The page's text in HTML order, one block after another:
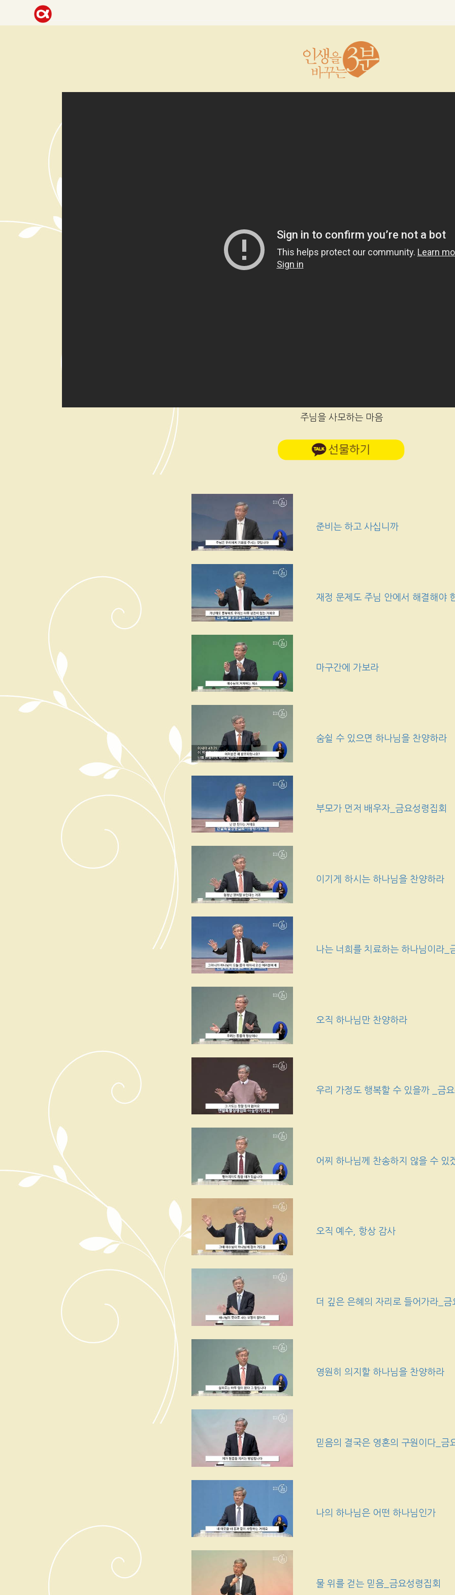
주님을 사모하는 마음
준비는 하고 사십니까
재정 문제도 주님 안에서 해결해야
마구간에 가보라
숨쉴 수 있으면 하나님을 찬양하라
부모가 먼저 배우자_금요성령집회
이기게 하시는 하나님을 찬양하라
나는 너희를 치료하는 하나님이라_
오직 하나님만 찬양하라
우리 가정도 행복할 수 있을까 _금
어찌 하나님께 찬송하지 않을 수 있
오직 예수, 항상 감사
더 깊은 은혜의 자리로 들어가라_금
영원히 의지할 하나님을 찬양하라
믿음의 결국은 영혼의 구원이다_금
나의 하나님은 어떤 하나님인가
물 위를 걷는 믿음_금요성령집회